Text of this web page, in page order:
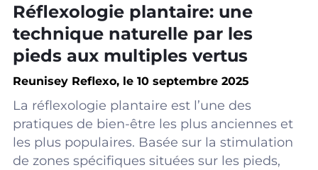
Réflexologie plantaire: une
technique naturelle par les
pieds aux multiples vertus
Reunisey Reflexo, le 10 septembre 2025
La réflexologie plantaire est l’une des
pratiques de bien-être les plus anciennes et
les plus populaires. Basée sur la stimulation
de zones spécifiques situées sur les pieds,